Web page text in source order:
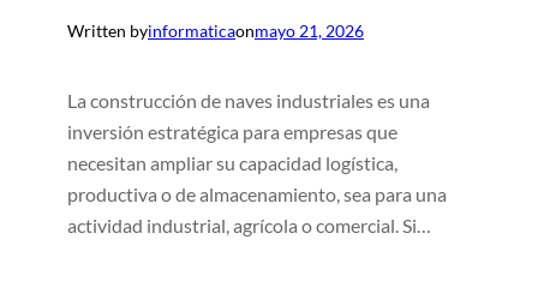
Written byinformaticaonmayo 21, 2026
La construcción de naves industriales es una
inversión estratégica para empresas que
necesitan ampliar su capacidad logística,
productiva o de almacenamiento, sea para una
actividad industrial, agrícola o comercial. Si…